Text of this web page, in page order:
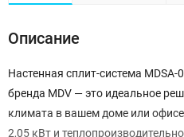
Описание
Настенная сплит-система
бренда MDV — это идеальное
климата в вашем доме или
2,05 кВт и